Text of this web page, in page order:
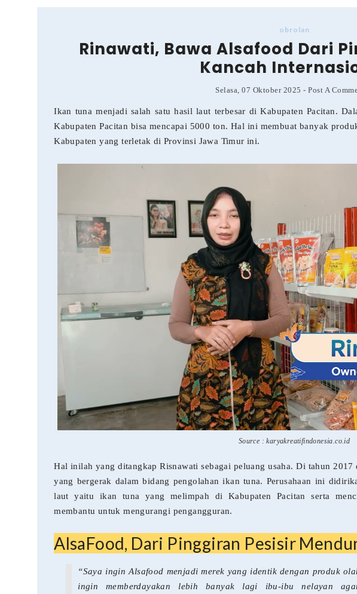
obrolan
Rinawati, Bawa Alsafood Dari
Kancah
Selasa, 07 Oktober 2025 - Post A
Ikan tuna menjadi salah satu hasil laut terbesar di Kabupaten Pacitan.
Kabupaten Pacitan bisa mencapai 5000 ton. Hal ini membuat banyak
Kabupaten yang terletak di Provinsi Jawa Timur ini.
Source : karyakreatifindonesia.co.id
Hal inilah yang ditangkap Risnawati sebagai peluang usaha. Di tahun
yang bergerak dalam bidang pengolahan ikan tuna. Perusahaan ini
laut yaitu ikan tuna yang melimpah di Kabupaten Pacitan serta
membantu untuk mengurangi pengangguran.
AlsaFood, Dari Pinggiran Pesisir
“Saya ingin Alsafood menjadi merek yang identik dengan produk
ingin memberdayakan lebih banyak lagi ibu-ibu nelayan